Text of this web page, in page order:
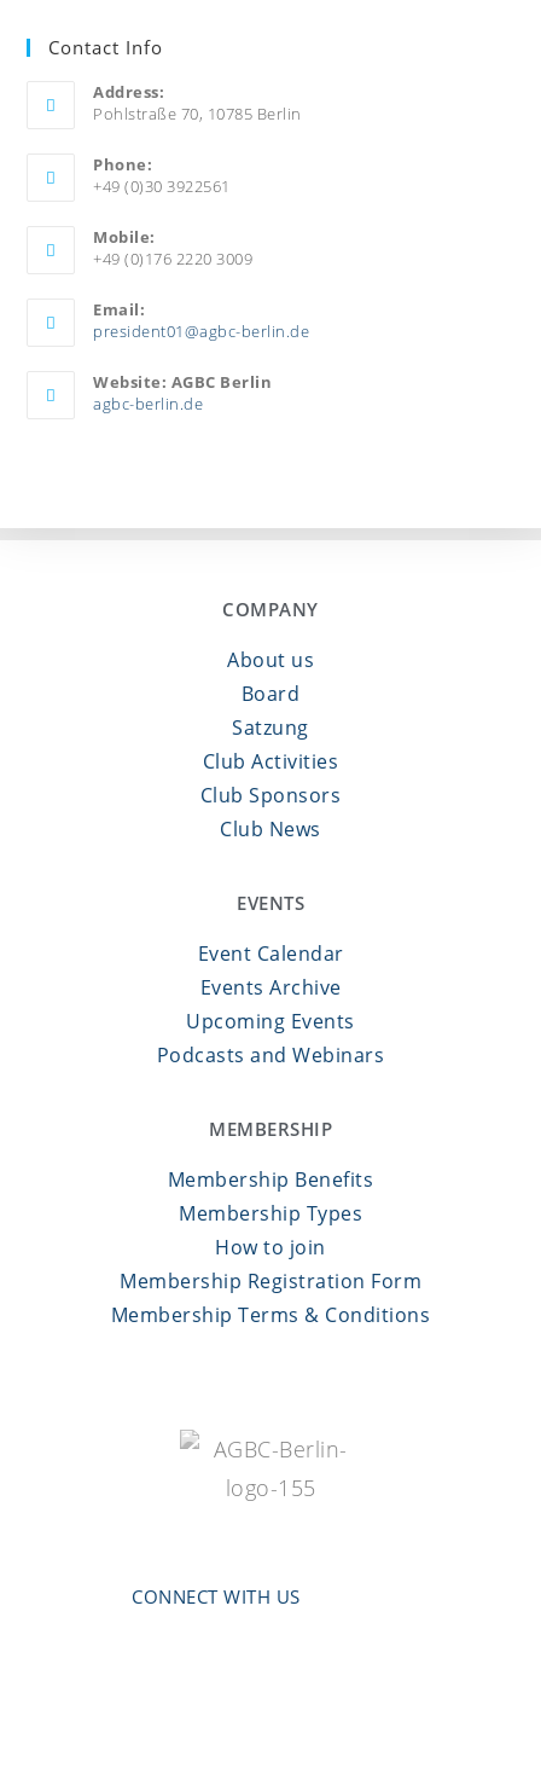
Contact Info
Address:
Pohlstraße 70, 10785 Berlin
Phone:
+49 (0)30 3922561
Mobile:
+49 (0)176 2220 3009
Email:
president01@agbc-berlin.de
Website: AGBC Berlin
agbc-berlin.de
COMPANY
About us
Board
Satzung
Club Activities
Club Sponsors
Club News
EVENTS
Event Calendar
Events Archive
Upcoming Events
Podcasts and Webinars
MEMBERSHIP
Membership Benefits
Membership Types
How to join
Membership Registration Form
Membership Terms & Conditions
CONNECT WITH US